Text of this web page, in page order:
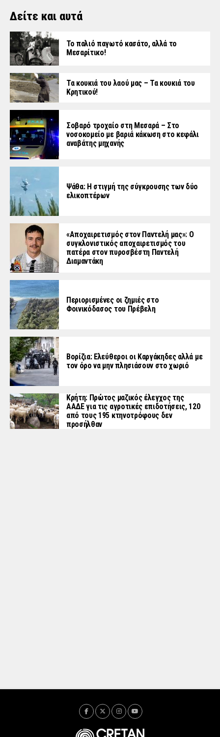
Δείτε και αυτά
Το παλιό παγωτό κασάτο, αλλά το
Μεσαρίτικο!
Τα κουκιά του λαού μας – Τα κουκιά του
Κρητικού!
Σοβαρό τροχαίο στη Μεσαρά – Στο
νοσοκομείο με βαριά κάκωση στο κεφάλι
αναβάτης μηχανής
Ψάθα: Η στιγμή της σύγκρουσης των δύο
ελικοπτέρων
«Aποχαιρετισμός στον Παντελή μας»: Ο
συγκλονιστικός αποχαιρετισμός του
πατέρα στον πυροσβέστη Παντελή
Διαμαντάκη
Περιορισμένες οι ζημιές στο
Φοινικόδασος του Πρέβελη
Βορίζια: Ελεύθεροι οι Καργάκηδες αλλά με
τον όρο να μην πλησιάσουν στο χωριό
Κρήτη: Πρώτος μαζικός έλεγχος της
ΑΑΔΕ για τις αγροτικές επιδοτήσεις, 120
από τους 195 κτηνοτρόφους δεν
προσήλθαν